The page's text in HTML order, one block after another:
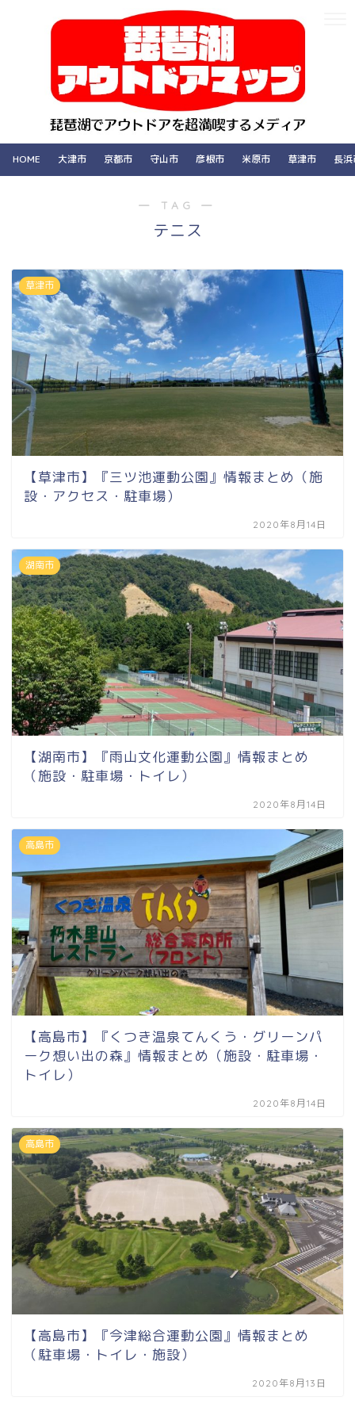
HOME 大津市 京都市 守山市 彦根市 米原市 草津市 長
― TAG ―
テニス
草津市
【草津市】『三ツ池運動公園』情報まとめ（施
設・アクセス・駐車場）
2020年8月14日
湖南市
【湖南市】『雨山文化運動公園』情報まとめ
（施設・駐車場・トイレ）
2020年8月14日
高島市
【高島市】『くつき温泉てんくう・グリーンパ
ーク想い出の森』情報まとめ（施設・駐車場・
トイレ）
2020年8月14日
高島市
【高島市】『今津総合運動公園』情報まとめ
（駐車場・トイレ・施設）
2020年8月13日